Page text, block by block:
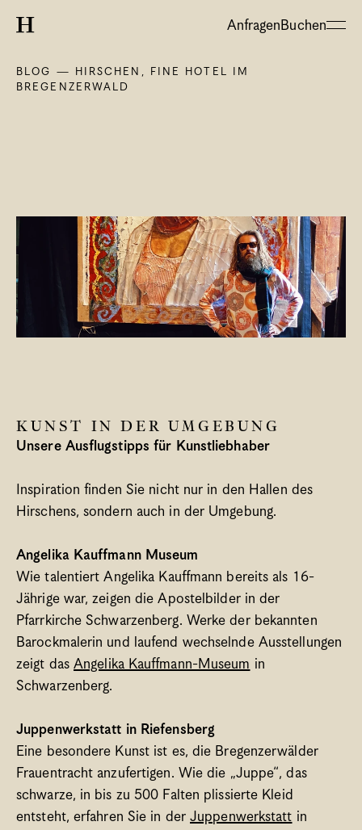
Anfragen Buchen
About
Hotel
Was ist wann los?
Jobs
Sprache/Language
Select Language
Deutsch
BLOG — HIRSCHEN, FINE HOTEL IM
BREGENZERWALD
KUNST IN DER UMGEBUNG
Unsere Ausflugstipps für Kunstliebhaber
Inspiration finden Sie nicht nur in den Hallen des
Hirschens, sondern auch in der Umgebung.
Angelika Kauffmann Museum
Wie talentiert Angelika Kauffmann bereits als 16-
Jährige war, zeigen die Apostelbilder in der
Pfarrkirche Schwarzenberg. Werke der bekannten
Barockmalerin und laufend wechselnde Ausstellungen
zeigt das Angelika Kauffmann-Museum in
Schwarzenberg.
Juppenwerkstatt in Riefensberg
Eine besondere Kunst ist es, die Bregenzerwälder
Frauentracht anzufertigen. Wie die „Juppe“, das
schwarze, in bis zu 500 Falten plissierte Kleid
entsteht, erfahren Sie in der Juppenwerkstatt in